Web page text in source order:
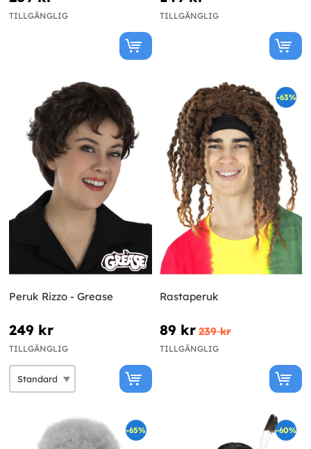
TILLGÄNGLIG TILLGÄNGLIG
Peruk Rizzo - Grease
249 kr
TILLGÄNGLIG
-63%
Rastaperuk
89 kr 239 kr
TILLGÄNGLIG
-65% -60%